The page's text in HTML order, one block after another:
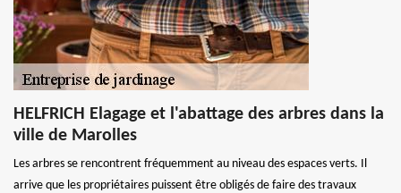
HELFRICH Elagage et l'abattage des arbres dans la
ville de Marolles
Les arbres se rencontrent fréquemment au niveau des espaces verts. Il
arrive que les propriétaires puissent être obligés de faire des travaux